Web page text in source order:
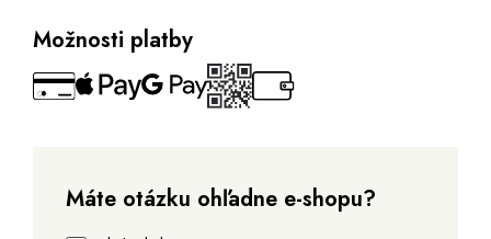
Možnosti platby
Máte otázku ohľadne e-shopu?